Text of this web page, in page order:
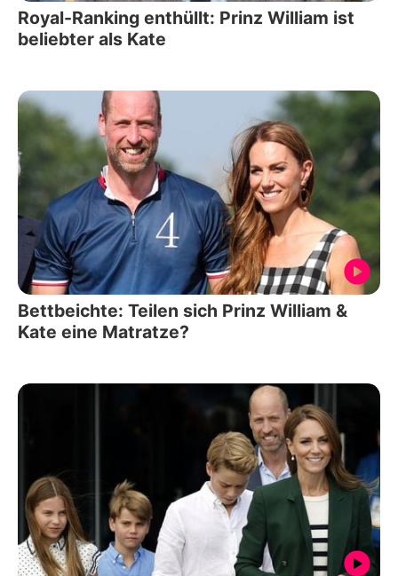
Royal-Ranking enthüllt: Prinz William ist
beliebter als Kate
Bettbeichte: Teilen sich Prinz William &
Kate eine Matratze?